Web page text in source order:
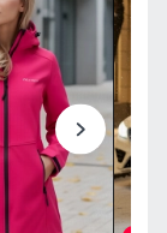
81
42
42
56
Молния/